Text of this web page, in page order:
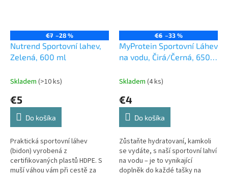
€7 –28 %
Nutrend Sportovní lahev,
Zelená, 600 ml
Skladem (>10 ks)
€5
Do košíka
Praktická sportovní láhev
(bidon) vyrobená z
certifikovaných plastů HDPE. S
muší váhou vám při cestě za
€6 –33 %
MyProtein Sportovní Láhev
na vodu, Čirá/Černá, 650
Skladem (4 ks)
€4
Do košíka
Zůstaňte hydratovaní, kamkoli
se vydáte, s naší sportovní lahví
na vodu – je to vynikající
doplněk do každé tašky na